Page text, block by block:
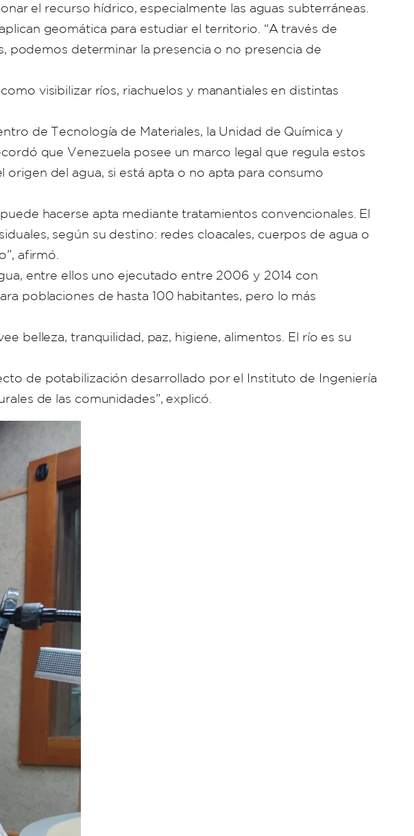
el recurso hídrico, especialmente las aguas subterráneas.
geomática para estudiar el territorio. “A través de
podemos determinar la presencia o no presencia de
visibilizar ríos, riachuelos y manantiales en distintas
de Tecnología de Materiales, la Unidad de Química y
que Venezuela posee un marco legal que regula estos
del agua, si está apta o no apta para consumo
hacerse apta mediante tratamientos convencionales. El
según su destino: redes cloacales, cuerpos de agua o
afirmó.
entre ellos uno ejecutado entre 2006 y 2014 con
poblaciones de hasta 100 habitantes, pero lo más
belleza, tranquilidad, paz, higiene, alimentos. El río es su
de potabilización desarrollado por el Instituto de Ingeniería
de las comunidades”, explicó.